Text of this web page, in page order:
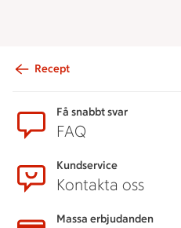
Recept
Få snabbt svar
FAQ
Kundservice
Kontakta oss
Massa erbjudanden